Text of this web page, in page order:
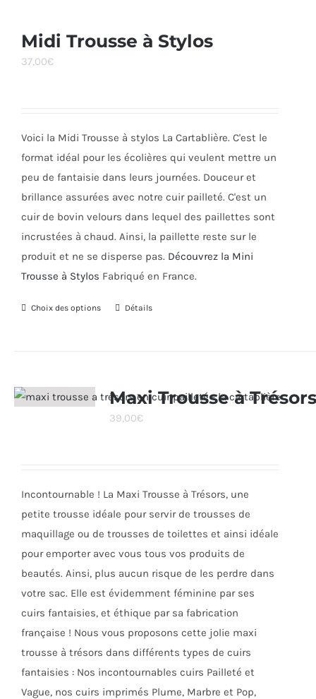
variations.
Les
choisies
sur
produit
Midi Trousse à Stylos
37,00€
Voici la Midi Trousse à stylos La Cartablière. C'est le
format idéal pour les écolières qui veulent mettre un
peu de fantaisie dans leurs journées. Douceur et
brillance assurées avec notre cuir pailleté. C'est un
cuir de bovin velours dans lequel des paillettes sont
incrustées à chaud. Ainsi, la paillette reste sur le
produit et ne se disperse pas. Découvrez la Mini
Trousse à Stylos Fabriqué en France.
Choix des options
Ce
variations.
Les
choisies
sur
produit
Détails
Maxi Trousse à Trésors
39,00€
Incontournable ! La Maxi Trousse à Trésors, une
petite trousse idéale pour servir de trousses de
maquillage ou de trousses de toilettes et ainsi idéale
pour emporter avec vous tous vos produits de
beautés. Ainsi, plus aucun risque de les perdre dans
votre sac. Elle est évidemment féminine par ses
cuirs fantaisies, et éthique par sa fabrication
française ! Nous vous proposons cette jolie maxi
trousse à trésors dans différents types de cuirs
fantaisies : Nos incontournables cuirs Pailleté et
Vague, nos cuirs imprimés Plume, Marbre et Pop,